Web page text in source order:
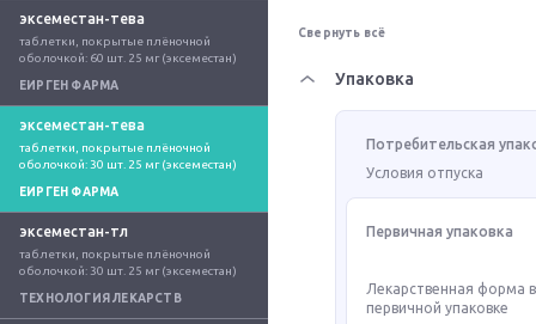
эксеместан-тева
таблетки, покрытые плёночной
оболочкой: 60 шт. 25 мг (эксеместан)
ЕИРГЕН ФАРМА
эксеместан-тева
таблетки, покрытые плёночной
оболочкой: 30 шт. 25 мг (эксеместан)
ЕИРГЕН ФАРМА
эксеместан-тл
таблетки, покрытые плёночной
оболочкой: 30 шт. 25 мг (эксеместан)
ТЕХНОЛОГИЯ ЛЕКАРСТВ
Свернуть всё
Упаковка
Потребительская
Условия отпуска
Первичная упаковка
Лекарственная форма
первичной упаковке